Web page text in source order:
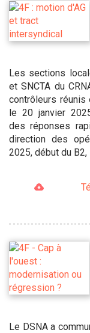
Les sections
et SNCTA du
contrôleurs réunis
le 20 janvier
des réponses
direction des
2025, début du
Le DSNA a